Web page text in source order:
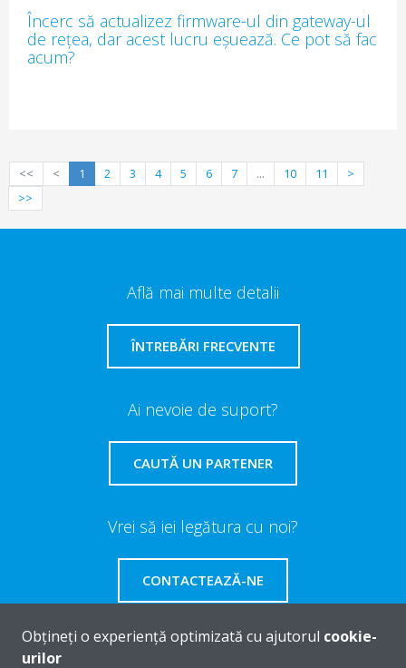
Încerc să actualizez firmware-ul din gateway-ul
de rețea, dar acest lucru eșuează. Ce pot să fac
acum?
<< < 1 2 3 4 5 6 7 ... 10 11
>
>>
Află mai multe detalii
ÎNTREBĂRI FRECVENTE
Ai nevoie de suport?
CAUTĂ UN PARTENER
Vrei să iei legătura cu noi?
CONTACTEAZĂ-NE
Obțineți o experiență optimizată cu ajutorul cookie-
urilor